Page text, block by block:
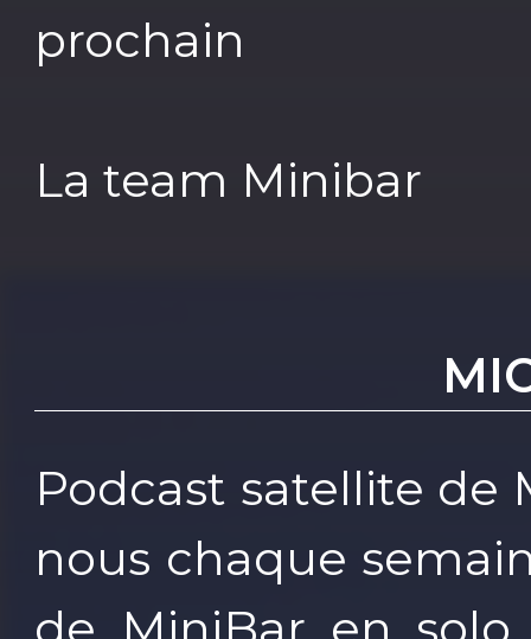
prochain
La team Minibar
Podcast satellite de
nous chaque